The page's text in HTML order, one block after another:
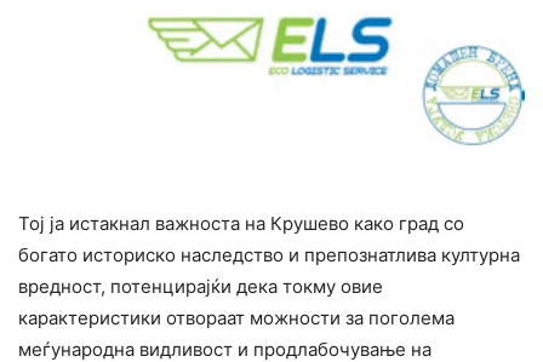
Тој ја истакнал важноста на Крушево како град со
богато историско наследство и препознатлива културна
вредност, потенцирајќи дека токму овие
карактеристики отвораат можности за поголема
меѓународна видливост и продлабочување на